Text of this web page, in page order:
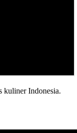
kuliner Indonesia.